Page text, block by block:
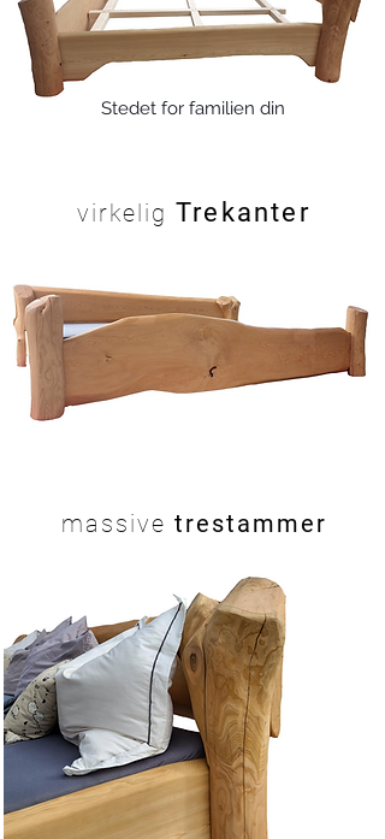
Stedet for familien din
virkelig Trekanter
massive trestammer